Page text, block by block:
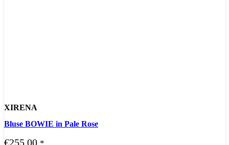
XIRENA
Bluse BOWIE in Pale Rose
€255,00 *